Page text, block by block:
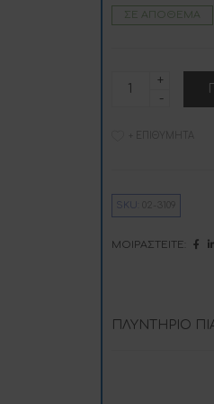
ΣΕ ΑΠΌΘΕΜΑ
HYUNDAI
HDW19-
+ ΕΠΙΘΥΜΗΤΆ
SKU:
ΜΟΙΡΑΣΤΕΊΤΕ:
ΠΛΥΝΤΗΡΙΟ